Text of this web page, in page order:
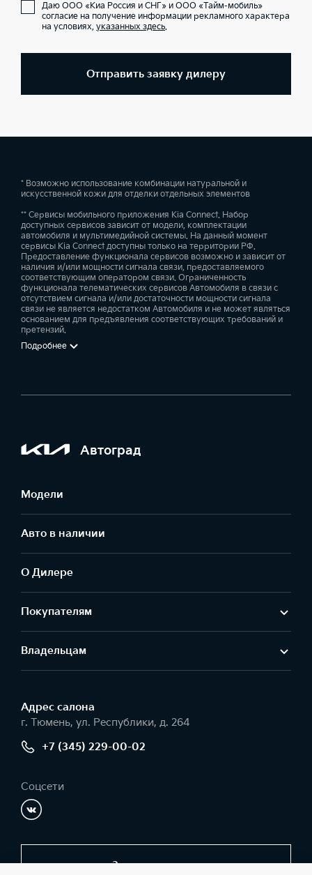
Даю ООО «Киа Россия и СНГ» и ООО «Тайм-мобиль»
согласие на получение информации рекламного характера
на условиях, указанных здесь.
Отправить заявку дилеру
* Возможно использование комбинации натуральной и
искусственной кожи для отделки отдельных элементов
** Сервисы мобильного приложения Kia Connect. Набор
доступных сервисов зависит от модели, комплектации
автомобиля и мультимедийной системы. На данный момент
сервисы Kia Connect доступны только на территории РФ.
Предоставление функционала сервисов возможно и зависит от
наличия и/или мощности сигнала связи, предоставляемого
соответствующим оператором связи. Ограниченность
функционала телематических сервисов Автомобиля в связи с
отсутствием сигнала и/или достаточности мощности сигнала
связи не является недостатком Автомобиля и не может являться
основанием для предъявления соответствующих требований и
претензий.
Подробнее
Автоград
Модели
Авто в наличии
О Дилере
Покупателям
Владельцам
Адрес салонa
г. Тюмень, ул. Республики, д. 264
+7 (345) 229-00-02
Соцсети
Заказать звонок